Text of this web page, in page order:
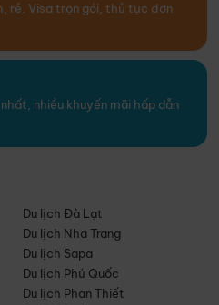
rẻ. Visa trọn gói, thủ tục đơn
nhiều khuyến mãi hấp dẫn
Du lịch Đà Lạt
Du lịch Nha Trang
Du lịch Sapa
Du lịch Phú Quốc
Du lịch Phan Thiết